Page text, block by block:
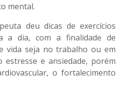
mental.
deu dicas de exercícios
a dia, com a finalidade de
vida seja no trabalho ou em
estresse e ansiedade, porém
o fortalecimento